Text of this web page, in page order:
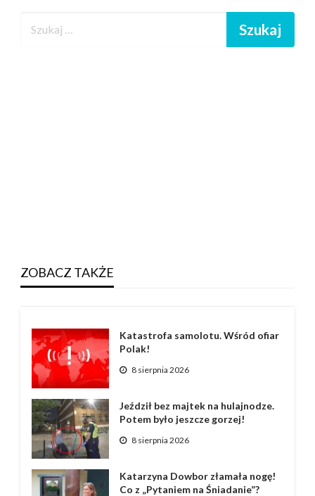
ZOBACZ TAKŻE
Katastrofa samolotu. Wśród ofiar
Polak!
8 sierpnia 2026
Jeździł bez majtek na hulajnodze.
Potem było jeszcze gorzej!
8 sierpnia 2026
Katarzyna Dowbor złamała nogę!
Co z „Pytaniem na Śniadanie”?